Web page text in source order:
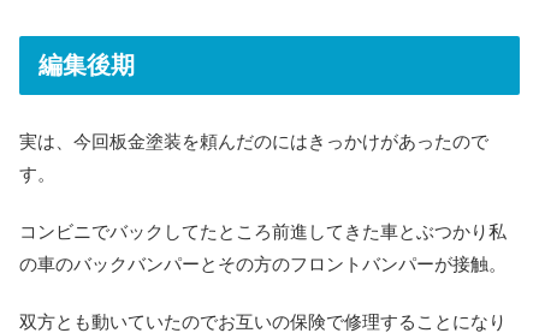
編集後期
実は、今回板金塗装を頼んだのにはきっかけがあったので
す。
コンビニでバックしてたところ前進してきた車とぶつかり私
の車のバックバンパーとその方のフロントバンパーが接触。
双方とも動いていたのでお互いの保険で修理することになり